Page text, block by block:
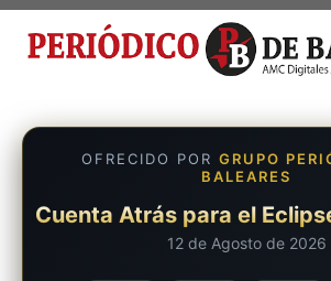
OFRECIDO POR GRUPO
BALEARES
Cuenta Atrás para el
12 de Agosto de 2026